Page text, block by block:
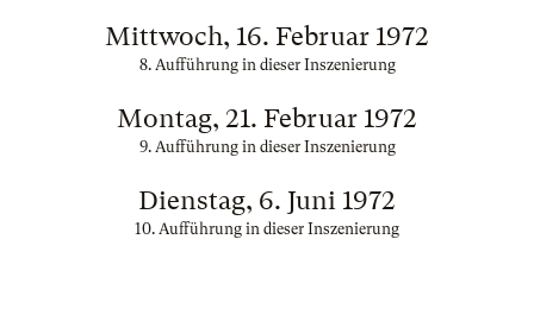
Mittwoch, 16. Februar 1972
8. Aufführung in dieser Inszenierung
Montag, 21. Februar 1972
9. Aufführung in dieser Inszenierung
Dienstag, 6. Juni 1972
10. Aufführung in dieser Inszenierung